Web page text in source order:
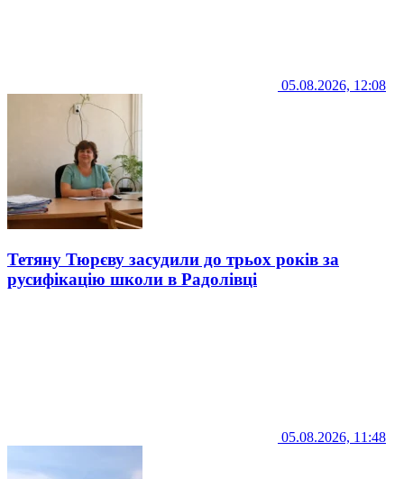
05.08.2026, 12:08
Тетяну Тюрєву засудили до трьох років за
русифікацію школи в Радолівці
05.08.2026, 11:48